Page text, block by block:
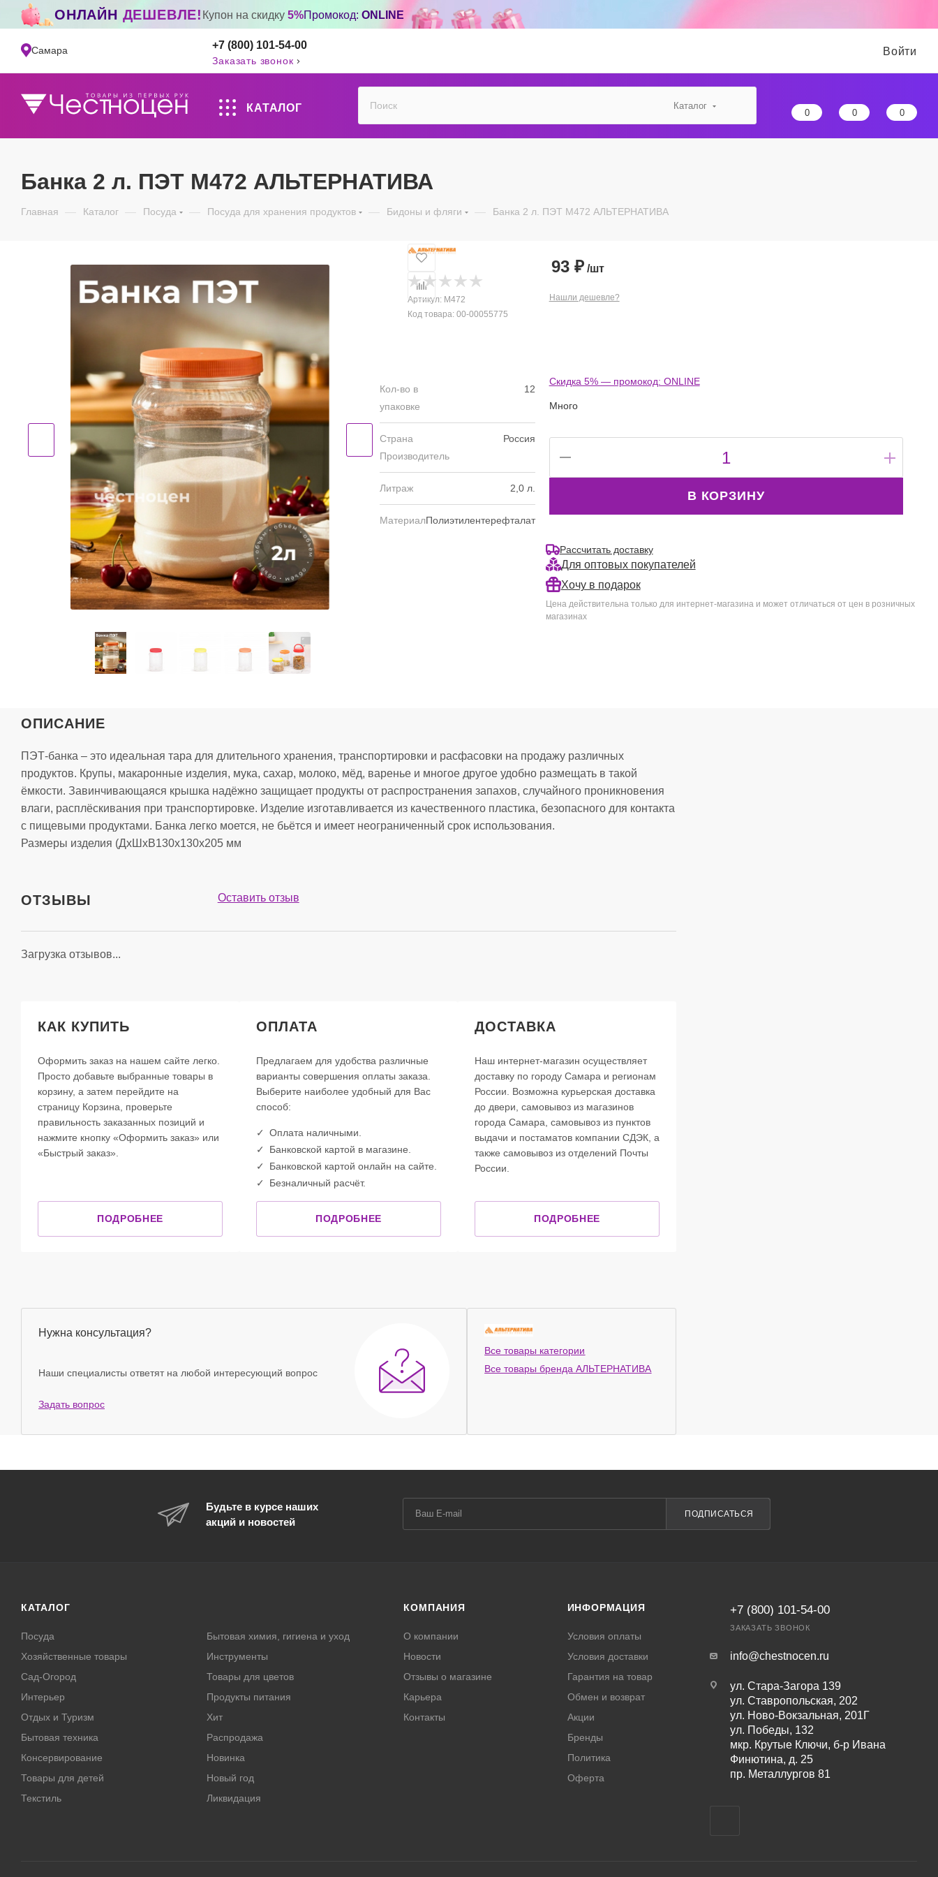
ОНЛАЙН ДЕШЕВЛЕ! Купон на скидку5%Промокод:ONLINE
Самара +7 (800) 101-54-00
Заказать звонок
Войти
КАТАЛОГ Каталог
0 0 0
Банка 2 л. ПЭТ М472 АЛЬТЕРНАТИВА
Главная — Каталог — Посуда — Посуда для хранения продуктов — Бидоны и фляги — Банка 2 л. ПЭТ М472 АЛЬТЕРНАТИВА
Артикул: М472
Код товара: 00-00055775
Кол-во в
упаковке
12
Страна
Производитель
Россия
Литраж 2,0 л.
МатериалПолиэтилентерефталат
93₽ /шт
Нашли дешевле?
Cкидка 5% — промокод: ONLINE
Много
В КОРЗИНУ
Рассчитать доставку
Для оптовых покупателей
Хочу в подарок
Цена действительна только для интернет-магазина и может отличаться от цен в розничных
магазинах
ОПИСАНИЕ
ПЭТ-банка – это идеальная тара для длительного хранения, транспортировки и расфасовки на продажу различных
продуктов. Крупы, макаронные изделия, мука, сахар, молоко, мёд, варенье и многое другое удобно размещать в такой
ёмкости. Завинчивающаяся крышка надёжно защищает продукты от распространения запахов, случайного проникновения
влаги, расплёскивания при транспортировке. Изделие изготавливается из качественного пластика, безопасного для контакта
с пищевыми продуктами. Банка легко моется, не бьётся и имеет неограниченный срок использования.
Размеры изделия (ДхШхВ130х130х205 мм
ОТЗЫВЫ Оставить отзыв
Загрузка отзывов...
КАК КУПИТЬ
Оформить заказ на нашем сайте легко.
Просто добавьте выбранные товары в
корзину, а затем перейдите на
страницу Корзина, проверьте
правильность заказанных позиций и
нажмите кнопку «Оформить заказ» или
«Быстрый заказ».
ПОДРОБНЕЕ
ОПЛАТА
Предлагаем для удобства различные
варианты совершения оплаты заказа.
Выберите наиболее удобный для Вас
способ:
Оплата наличными.
Банковской картой в магазине.
Банковской картой онлайн на сайте.
Безналичный расчёт.
ПОДРОБНЕЕ
ДОСТАВКА
Наш интернет-магазин осуществляет
доставку по городу Самара и регионам
России. Возможна курьерская доставка
до двери, самовывоз из магазинов
города Самара, самовывоз из пунктов
выдачи и постаматов компании СДЭК, а
также самовывоз из отделений Почты
России.
ПОДРОБНЕЕ
Нужна консультация?
Наши специалисты ответят на любой интересующий вопрос
Задать вопрос
Все товары категории
Все товары бренда АЛЬТЕРНАТИВА
Будьте в курсе наших
акций и новостей
ПОДПИСАТЬСЯ
КАТАЛОГ
Посуда
Хозяйственные товары
Сад-Огород
Интерьер
Отдых и Туризм
Бытовая техника
Консервирование
Товары для детей
Текстиль
Бытовая химия, гигиена и уход
Инструменты
Товары для цветов
Продукты питания
Хит
Распродажа
Новинка
Новый год
Ликвидация
КОМПАНИЯ
О компании
Новости
Отзывы о магазине
Карьера
Контакты
ИНФОРМАЦИЯ
Условия оплаты
Условия доставки
Гарантия на товар
Обмен и возврат
Акции
Бренды
Политика
Оферта
+7 (800) 101-54-00
ЗАКАЗАТЬ ЗВОНОК
info@chestnocen.ru
ул. Стара-Загора 139
ул. Ставропольская, 202
ул. Ново-Вокзальная, 201Г
ул. Победы, 132
мкр. Крутые Ключи, б-р Ивана
Финютина, д. 25
пр. Металлургов 81